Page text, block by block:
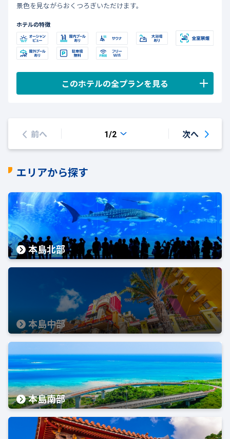
景色を見ながらおくつろぎいただけます。
ホテルの特徴
このホテルの全プランを見る
前へ 次へ
エリアから探す
本島北部
本島中部
本島南部